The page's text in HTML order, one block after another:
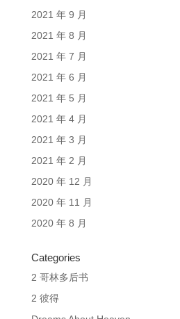
2021 年 9 月
2021 年 8 月
2021 年 7 月
2021 年 6 月
2021 年 5 月
2021 年 4 月
2021 年 3 月
2021 年 2 月
2020 年 12 月
2020 年 11 月
2020 年 8 月
Categories
2 哥林多后书
2 彼得